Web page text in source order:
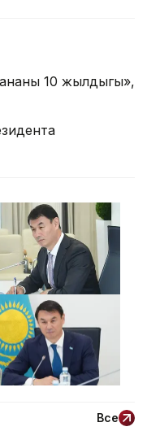
10 жылдыгы»,
Все